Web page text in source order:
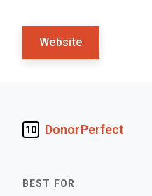
Website
10 DonorPerfect